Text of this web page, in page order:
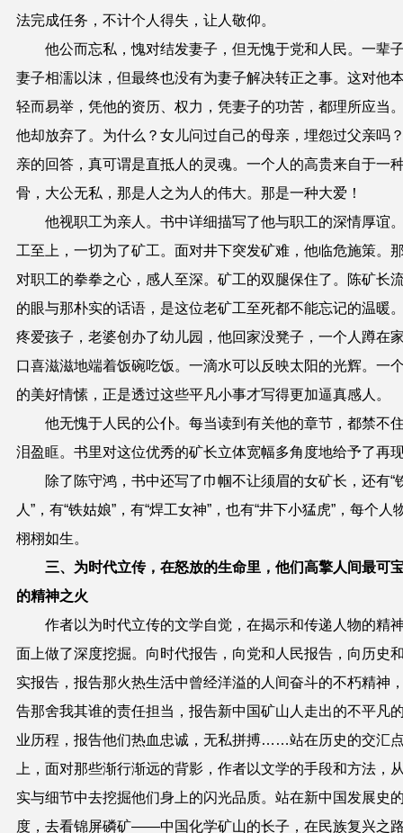
法完成任务，不计个人得失，让人敬仰。
他公而忘私，愧对结发妻子，但无愧于党和人民。一辈
妻子相濡以沫，但最终也没有为妻子解决转正之事。这对他
轻而易举，凭他的资历、权力，凭妻子的功苦，都理所应当
他却放弃了。为什么？女儿问过自己的母亲，埋怨过父亲吗
亲的回答，真可谓是直抵人的灵魂。一个人的高贵来自于一
骨，大公无私，那是人之为人的伟大。那是一种大爱！
他视职工为亲人。书中详细描写了他与职工的深情厚谊
工至上，一切为了矿工。面对井下突发矿难，他临危施策。
对职工的拳拳之心，感人至深。矿工的双腿保住了。陈矿长
的眼与那朴实的话语，是这位老矿工至死都不能忘记的温暖
疼爱孩子，老婆创办了幼儿园，他回家没凳子，一个人蹲在
口喜滋滋地端着饭碗吃饭。一滴水可以反映太阳的光辉。一
的美好情愫，正是透过这些平凡小事才写得更加逼真感人。
他无愧于人民的公仆。每当读到有关他的章节，都禁不
泪盈眶。 书里对这位优秀的矿长立体宽幅多角度地给予了再
除了陈守鸿，书中还写了巾帼不让须眉的女矿长，还有“
人”，有“铁姑娘”，有“焊工女神”，也有“井下小猛虎”，每个人
栩栩如生。
三、 为时代立传，在怒放的生命里，他们高擎人间最可
的精神之火
作者以为时代立传的文学自觉，在揭示和传递人物的精
面上做了深度挖掘。向时代报告，向党和人民报告，向历史
实报告，报告那火热生活中曾经洋溢的人间奋斗的不朽精神
告那舍我其谁的责任担当，报告新中国矿山人走出的不平凡
业历程，报告他们热血忠诚，无私拼搏……站在历史的交汇
上，面对那些渐行渐远的背影，作者以文学的手段和方法，
实与细节中去挖掘他们身上的闪光品质。站在新中国发展史
度，去看锦屏磷矿——中国化学矿山的长子，在民族复兴之